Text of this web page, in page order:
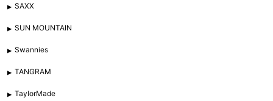
SAXX
SUN MOUNTAIN
Swannies
TANGRAM
TaylorMade